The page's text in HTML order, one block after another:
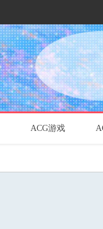
ACG游戏